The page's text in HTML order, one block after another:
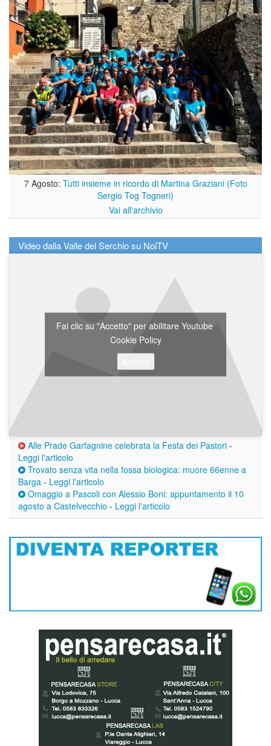
7 Agosto: Tutti insieme in ricordo di Martina Graziani (Foto
Sergio Tog Togneri)
Vai all'archivio
Video dalla Valle del Serchio su NoiTV
Fai clic su "Accetto" per abilitare Youtube
Cookie Policy
Alle Prade Garfagnine celebrata la Festa dei Pastori -
Leggi l'articolo
Trovato senza vita nella fossa biologica: muore 66enne a
Barga - Leggi l'articolo
Omaggio a Pascoli con Alessio Boni: appuntamento il 10
agosto a Castelvecchio - Leggi l'articolo